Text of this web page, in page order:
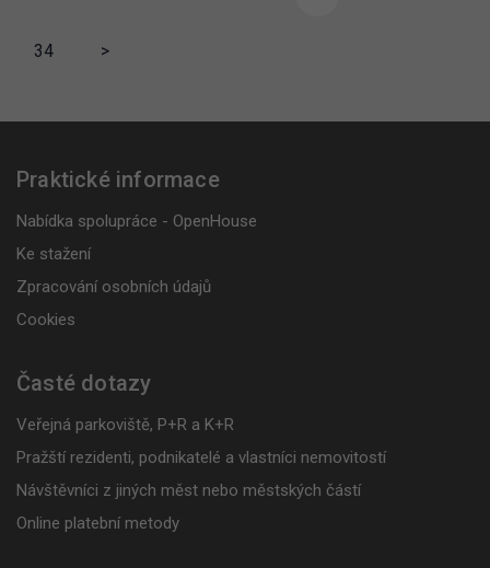
34 >
Praktické informace
Nabídka spolupráce - OpenHouse
Ke stažení
Zpracování osobních údajů
Cookies
Časté dotazy
Veřejná parkoviště, P+R a K+R
Pražští rezidenti, podnikatelé a vlastníci nemovitostí
Návštěvníci z jiných měst nebo městských částí
Online platební metody